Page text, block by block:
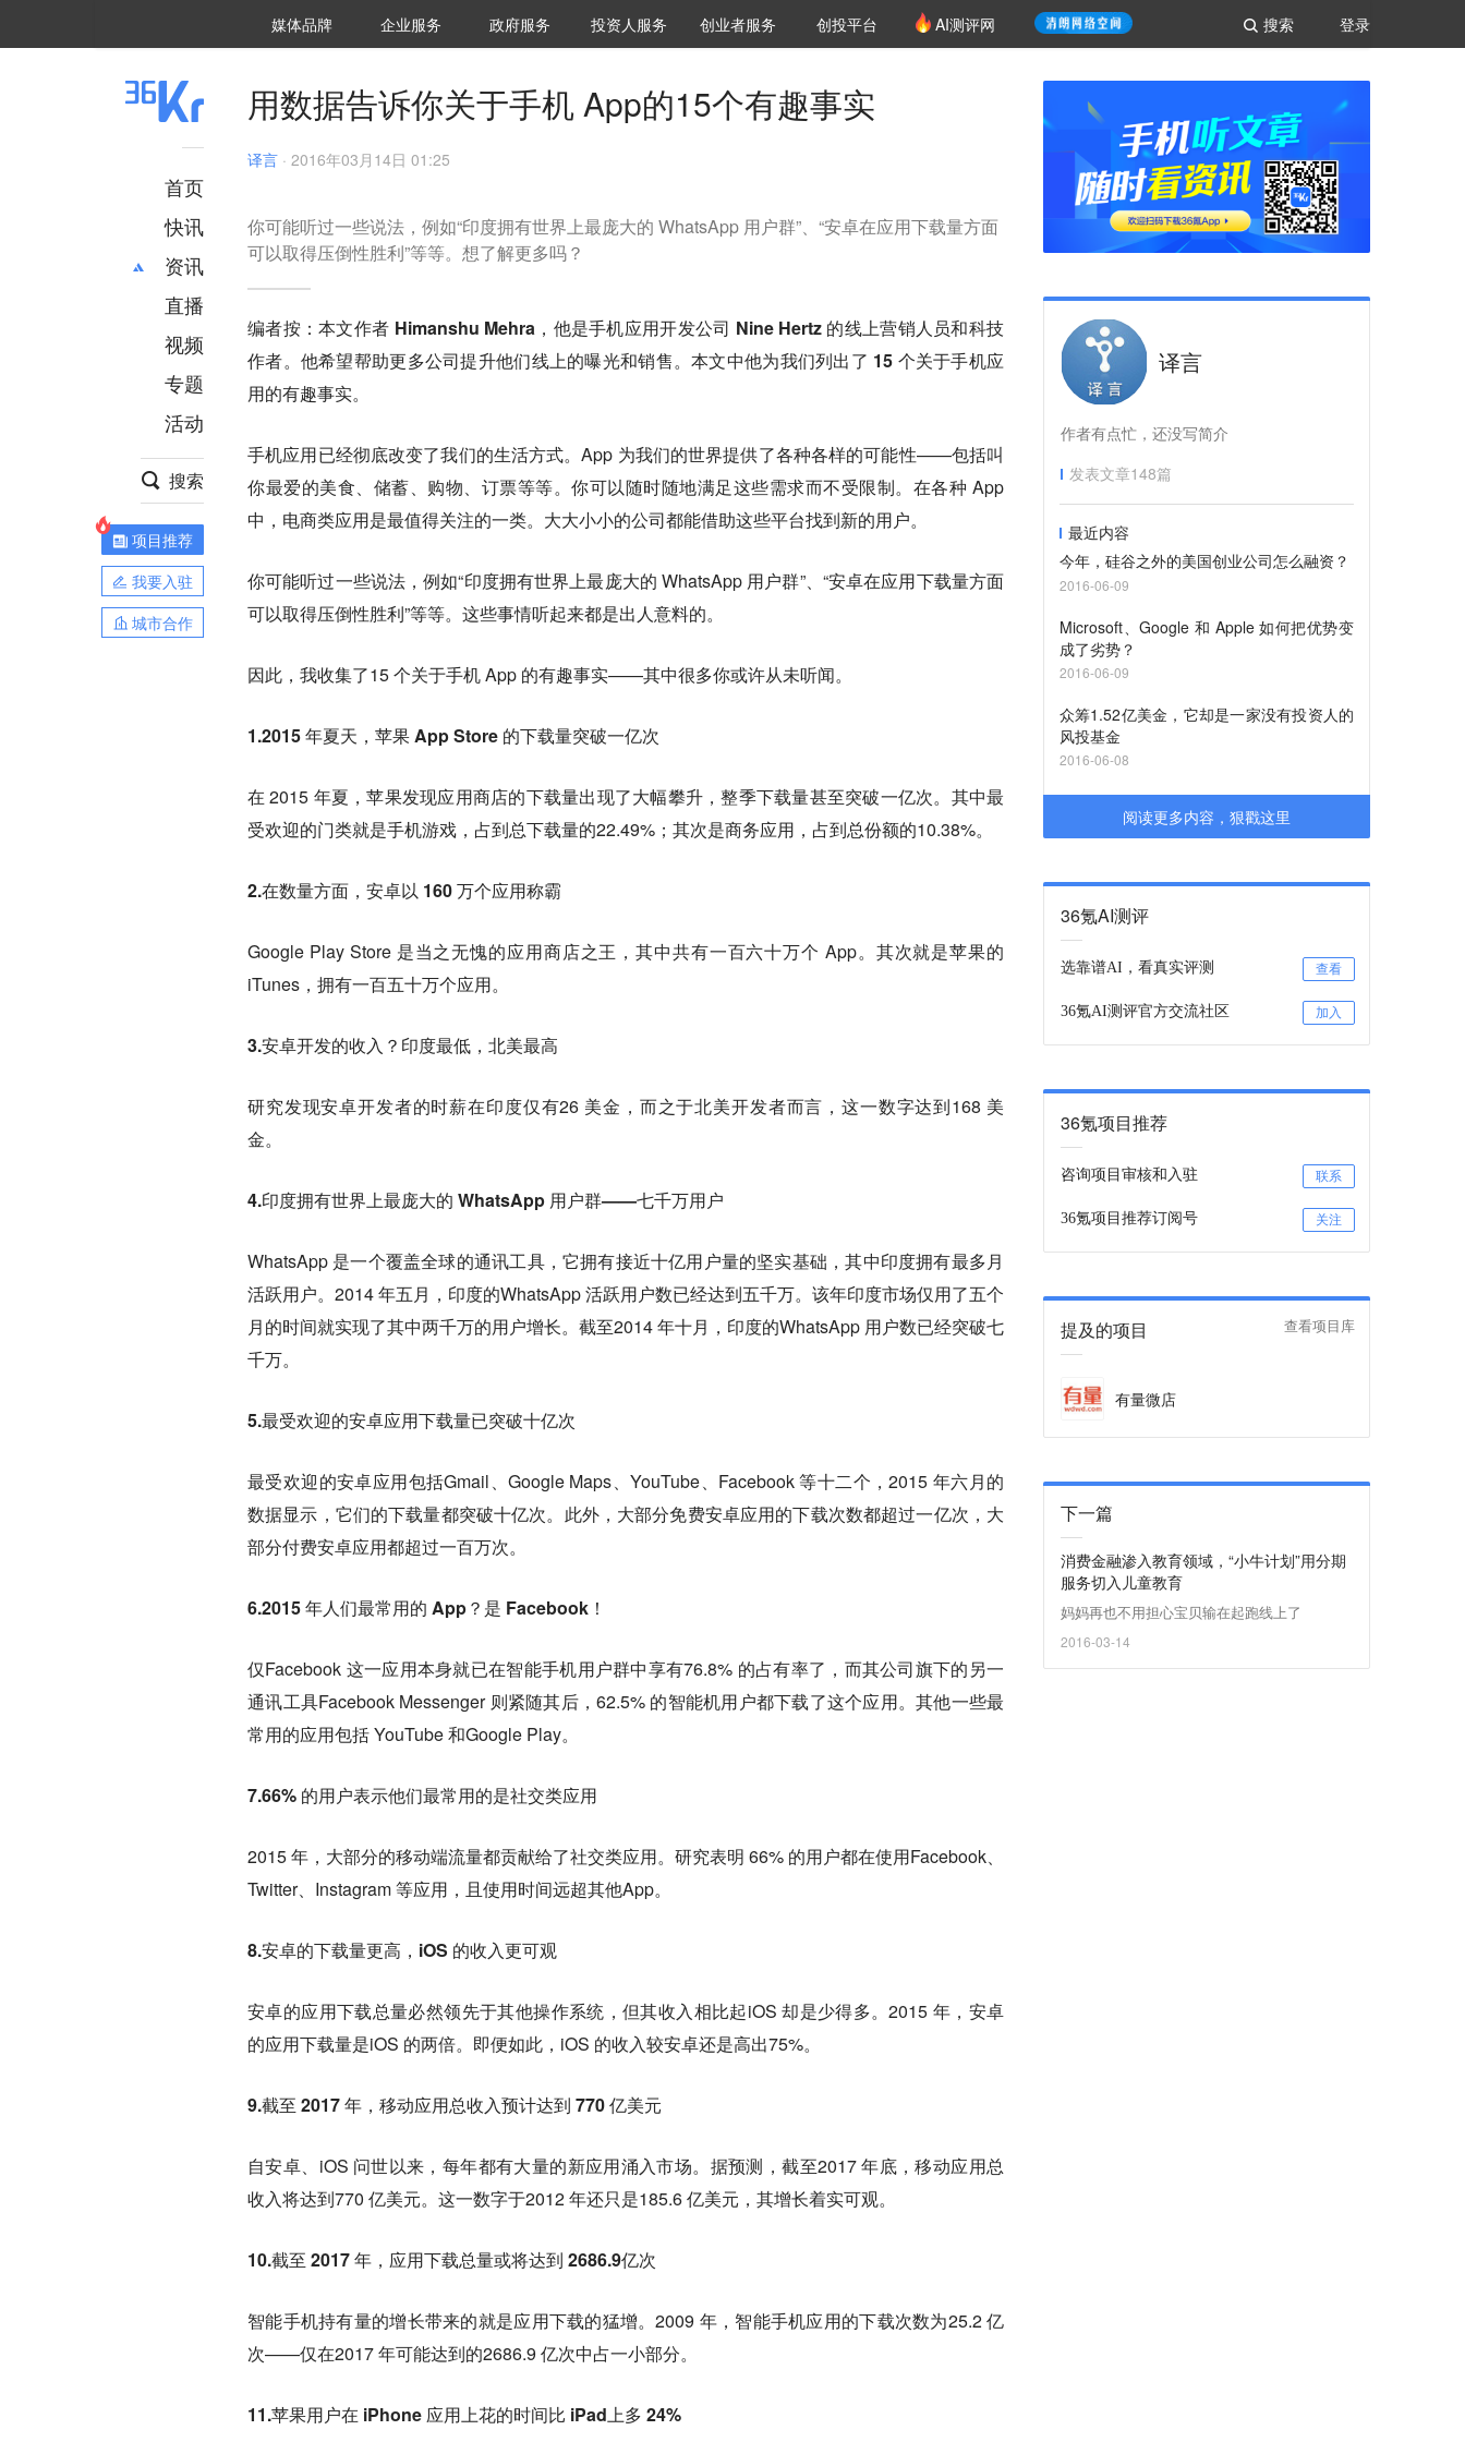
登录
搜索
媒体品牌 36Kr研究院
企业服务 城市之窗
政府服务 VClub投资机构库
投资机构职位推介
投资人服务 创投氪堂
创业者服务 创投平台 AI测评网
首页
快讯
资讯
推荐
财经
项目推荐
安徽
直播
视频
专题
活动
搜索
项目推荐
我要入驻
城市合作
用数据告诉你关于手机 App的15个有趣事实
译言 · 2016年03月14日 01:25
你可能听过一些说法，例如“印度拥有世界上最庞大的 WhatsApp 用户群”、“安卓在应用下载量方面
可以取得压倒性胜利”等等。想了解更多吗？
编者按：本文作者 Himanshu Mehra，他是手机应用开发公司 Nine Hertz 的线上营销人员和科技
作者。他希望帮助更多公司提升他们线上的曝光和销售。本文中他为我们列出了 15 个关于手机应
用的有趣事实。
手机应用已经彻底改变了我们的生活方式。App 为我们的世界提供了各种各样的可能性——包括叫
你最爱的美食、储蓄、购物、订票等等。你可以随时随地满足这些需求而不受限制。在各种 App
中，电商类应用是最值得关注的一类。大大小小的公司都能借助这些平台找到新的用户。
你可能听过一些说法，例如“印度拥有世界上最庞大的 WhatsApp 用户群”、“安卓在应用下载量方面
可以取得压倒性胜利”等等。这些事情听起来都是出人意料的。
因此，我收集了15 个关于手机 App 的有趣事实——其中很多你或许从未听闻。
1.2015 年夏天，苹果 App Store 的下载量突破一亿次
在 2015 年夏，苹果发现应用商店的下载量出现了大幅攀升，整季下载量甚至突破一亿次。其中最
受欢迎的门类就是手机游戏，占到总下载量的22.49%；其次是商务应用，占到总份额的10.38%。
2.在数量方面，安卓以 160 万个应用称霸
Google Play Store 是当之无愧的应用商店之王，其中共有一百六十万个 App。其次就是苹果的
iTunes，拥有一百五十万个应用。
3.安卓开发的收入？印度最低，北美最高
研究发现安卓开发者的时薪在印度仅有26 美金，而之于北美开发者而言，这一数字达到168 美
金。
4.印度拥有世界上最庞大的 WhatsApp 用户群——七千万用户
WhatsApp 是一个覆盖全球的通讯工具，它拥有接近十亿用户量的坚实基础，其中印度拥有最多月
活跃用户。2014 年五月，印度的WhatsApp 活跃用户数已经达到五千万。该年印度市场仅用了五个
月的时间就实现了其中两千万的用户增长。截至2014 年十月，印度的WhatsApp 用户数已经突破七
千万。
5.最受欢迎的安卓应用下载量已突破十亿次
最受欢迎的安卓应用包括Gmail、Google Maps、YouTube、Facebook 等十二个，2015 年六月的
数据显示，它们的下载量都突破十亿次。此外，大部分免费安卓应用的下载次数都超过一亿次，大
部分付费安卓应用都超过一百万次。
6.2015 年人们最常用的 App？是 Facebook！
仅Facebook 这一应用本身就已在智能手机用户群中享有76.8% 的占有率了，而其公司旗下的另一
通讯工具Facebook Messenger 则紧随其后，62.5% 的智能机用户都下载了这个应用。其他一些最
常用的应用包括 YouTube 和Google Play。
7.66% 的用户表示他们最常用的是社交类应用
2015 年，大部分的移动端流量都贡献给了社交类应用。研究表明 66% 的用户都在使用Facebook、
Twitter、Instagram 等应用，且使用时间远超其他App。
8.安卓的下载量更高，iOS 的收入更可观
安卓的应用下载总量必然领先于其他操作系统，但其收入相比起iOS 却是少得多。2015 年，安卓
的应用下载量是iOS 的两倍。即便如此，iOS 的收入较安卓还是高出75%。
9.截至 2017 年，移动应用总收入预计达到 770 亿美元
自安卓、iOS 问世以来，每年都有大量的新应用涌入市场。据预测，截至2017 年底，移动应用总
收入将达到770 亿美元。这一数字于2012 年还只是185.6 亿美元，其增长着实可观。
10.截至 2017 年，应用下载总量或将达到 2686.9亿次
智能手机持有量的增长带来的就是应用下载的猛增。2009 年，智能手机应用的下载次数为25.2 亿
次——仅在2017 年可能达到的2686.9 亿次中占一小部分。
11.苹果用户在 iPhone 应用上花的时间比 iPad上多 24%
译言
作者有点忙，还没写简介
发表文章148篇
最近内容
今年，硅谷之外的美国创业公司怎么融资？
2016-06-09
Microsoft、Google 和 Apple 如何把优势变
成了劣势？
2016-06-09
众筹1.52亿美金，它却是一家没有投资人的
风投基金
2016-06-08
阅读更多内容，狠戳这里
36氪AI测评
选靠谱AI，看真实评测 查看
36氪AI测评官方交流社区 加入
36氪项目推荐
咨询项目审核和入驻 联系
36氪项目推荐订阅号 关注
提及的项目 查看项目库
有量微店
下一篇
消费金融渗入教育领域，“小牛计划”用分期
服务切入儿童教育
妈妈再也不用担心宝贝输在起跑线上了
2016-03-14